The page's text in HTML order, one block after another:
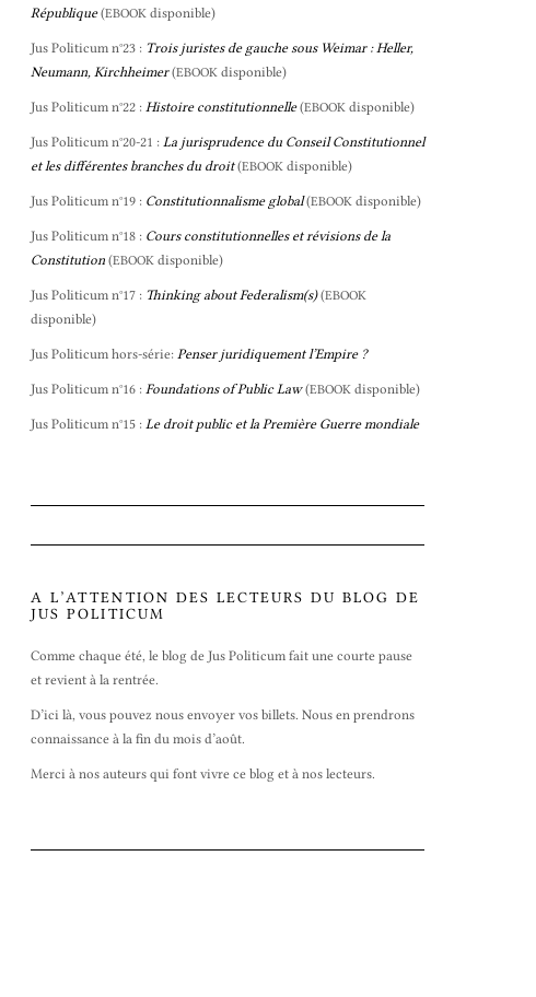
République (EBOOK disponible)
Jus Politicum n°23 : Trois juristes de gauche sous Weimar : Heller,
Neumann, Kirchheimer (EBOOK disponible)
Jus Politicum n°22 : Histoire constitutionnelle (EBOOK disponible)
Jus Politicum n°20-21 : La jurisprudence du Conseil Constitutionnel
et les différentes branches du droit (EBOOK disponible)
Jus Politicum n°19 : Constitutionnalisme global (EBOOK disponible)
Jus Politicum n°18 : Cours constitutionnelles et révisions de la
Constitution (EBOOK disponible)
Jus Politicum n°17 : Thinking about Federalism(s) (EBOOK
disponible)
Jus Politicum hors-série: Penser juridiquement l’Empire ?
Jus Politicum n°16 : Foundations of Public Law (EBOOK disponible)
Jus Politicum n°15 : Le droit public et la Première Guerre mondiale
A L’ATTENTION DES LECTEURS DU BLOG DE
JUS POLITICUM
Comme chaque été, le blog de Jus Politicum fait une courte pause
et revient à la rentrée.
D’ici là, vous pouvez nous envoyer vos billets. Nous en prendrons
connaissance à la fin du mois d’août.
Merci à nos auteurs qui font vivre ce blog et à nos lecteurs.